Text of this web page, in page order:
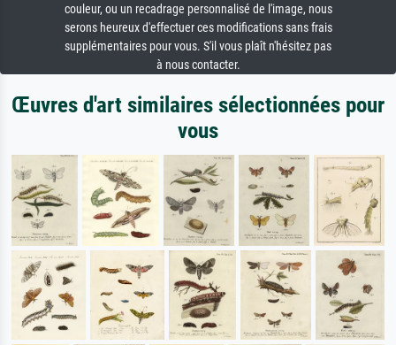
couleur, ou un recadrage personnalisé de l'image, nous
serons heureux d'effectuer ces modifications sans frais
supplémentaires pour vous. S'il vous plaît n'hésitez pas
à nous contacter.
Œuvres d'art similaires sélectionnées pour
vous